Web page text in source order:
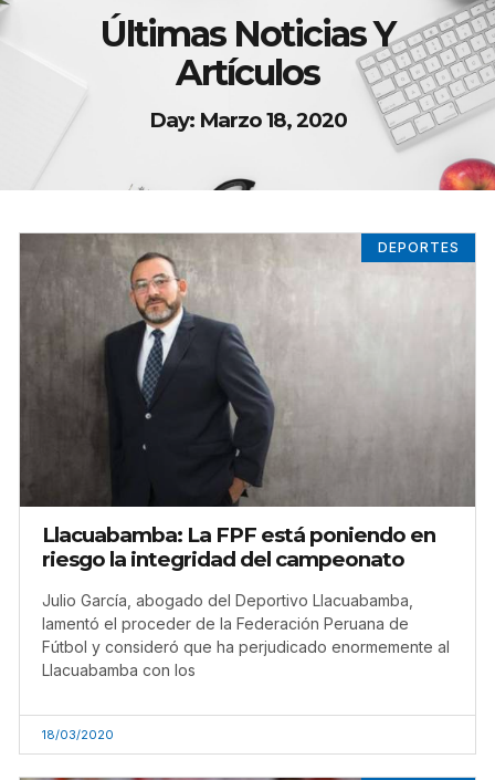
Últimas Noticias Y
Artículos
Day: Marzo 18, 2020
DEPORTES
Llacuabamba: La FPF está poniendo en
riesgo la integridad del campeonato
Julio García, abogado del Deportivo Llacuabamba,
lamentó el proceder de la Federación Peruana de
Fútbol y consideró que ha perjudicado enormemente al
Llacuabamba con los
18/03/2020